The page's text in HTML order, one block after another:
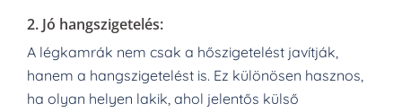
2. Jó hangszigetelés:
A légkamrák nem csak a hőszigetelést javítják,
hanem a hangszigetelést is. Ez különösen hasznos,
ha olyan helyen lakik, ahol jelentős külső